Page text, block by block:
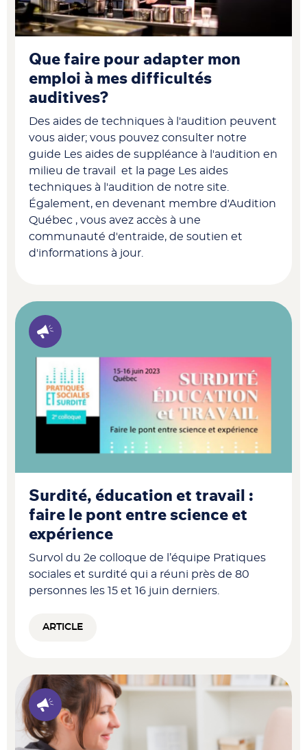
Que faire pour adapter mon
emploi à mes difficultés
auditives?
Des aides de techniques à l'audition peuvent
vous aider; vous pouvez consulter notre
guide Les aides de suppléance à l'audition en
milieu de travail et la page Les aides
techniques à l'audition de notre site.
Également, en devenant membre d'Audition
Québec , vous avez accès à une
communauté d'entraide, de soutien et
d'informations à jour.
Surdité, éducation et travail :
faire le pont entre science et
expérience
Survol du 2e colloque de l’équipe Pratiques
sociales et surdité qui a réuni près de 80
personnes les 15 et 16 juin derniers.
ARTICLE